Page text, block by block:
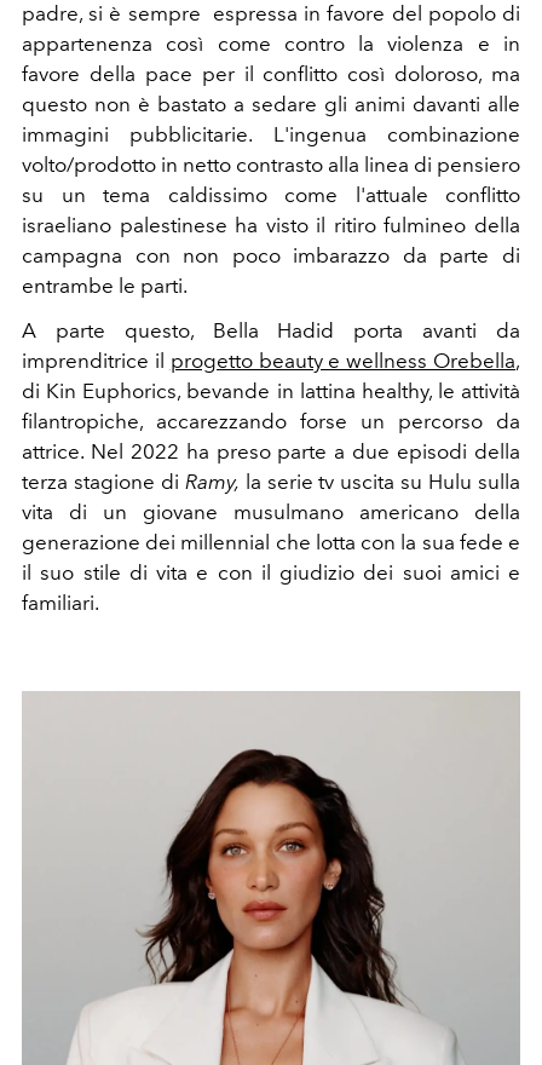
padre, si è sempre espressa in favore del popolo di
appartenenza così come contro la violenza e in
favore della pace per il conflitto così doloroso, ma
questo non è bastato a sedare gli animi davanti alle
immagini pubblicitarie. L'ingenua combinazione
volto/prodotto in netto contrasto alla linea di pensiero
su un tema caldissimo come l'attuale conflitto
israeliano palestinese ha visto il ritiro fulmineo della
campagna con non poco imbarazzo da parte di
entrambe le parti.
A parte questo, Bella Hadid porta avanti da
imprenditrice il progetto beauty e wellness Orebella,
di Kin Euphorics, bevande in lattina healthy, le attività
filantropiche, accarezzando forse un percorso da
attrice. Nel 2022 ha preso parte a due episodi della
terza stagione di Ramy, la serie tv uscita su Hulu sulla
vita di un giovane musulmano americano della
generazione dei millennial che lotta con la sua fede e
il suo stile di vita e con il giudizio dei suoi amici e
familiari.